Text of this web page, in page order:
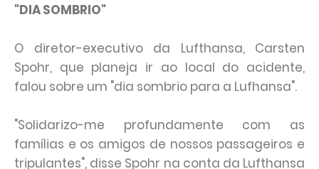
"DIA SOMBRIO"
O diretor-executivo da Lufthansa, Carsten
Spohr, que planeja ir ao local do acidente,
falou sobre um "dia sombrio para a Lufhansa".
"Solidarizo-me profundamente com as
famílias e os amigos de nossos passageiros e
tripulantes", disse Spohr na conta da Lufthansa